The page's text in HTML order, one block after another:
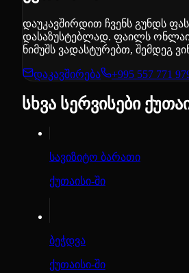
დაუკავშირდით ჩვენს გუნდს
დასაზუსტებლად. ფაილს
ნიმუშს ვადასტურებთ, შემდეგ
დაკავშირება +995 557 771
სხვა სერვისები
სავიზიტო ბარათი
ქუთაისი-ში
ბეჭდვა
ქუთაისი-ში